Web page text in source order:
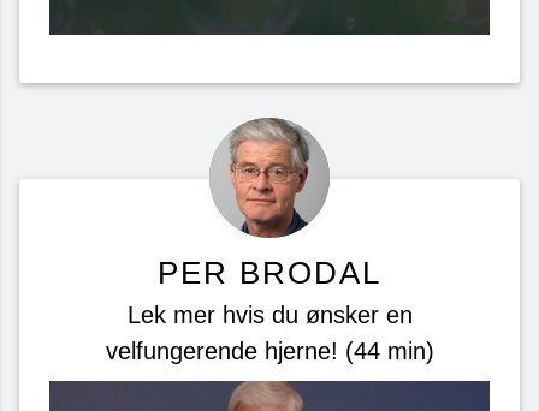
PER BRODAL
Lek mer hvis du ønsker en
velfungerende hjerne! (44 min)